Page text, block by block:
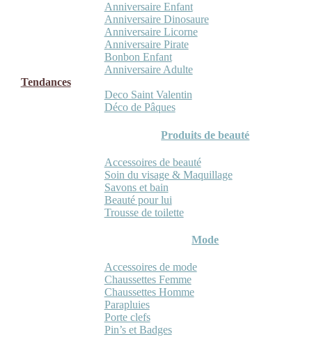
Anniversaire Enfant
Anniversaire Dinosaure
Anniversaire Licorne
Anniversaire Pirate
Bonbon Enfant
Anniversaire Adulte
Tendances
Deco Saint Valentin
Déco de Pâques
Produits de beauté
Accessoires de beauté
Soin du visage & Maquillage
Savons et bain
Beauté pour lui
Trousse de toilette
Mode
Accessoires de mode
Chaussettes Femme
Chaussettes Homme
Parapluies
Porte clefs
Pin’s et Badges